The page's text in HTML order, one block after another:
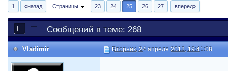
1 «назад Страницы 23 24 25 26 27 вперед»
Сообщений в теме: 268
Vladimir Вторник, 24 апреля 2012, 19:41:08